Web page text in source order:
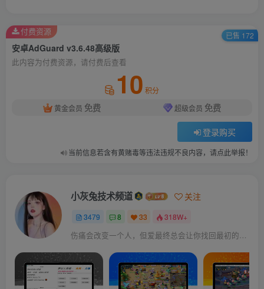
安卓AdGuard v3.6.48高级版
此内容为付费资源，请付费后查看
10 积分
黄金会员 免费 超级会员 免费
登录购买
当前信息若含有黄赌毒等违法违规不良内容，请点此举报！
付费资源 已售 172
小灰兔技术频道 关注
3479 8 33 318W+
伤痛会改变一个人，但爱最终总会让你找回最初的自己